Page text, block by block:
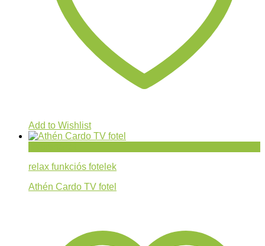
Add to Wishlist
relax funkciós fotelek
Athén Cardo TV fotel